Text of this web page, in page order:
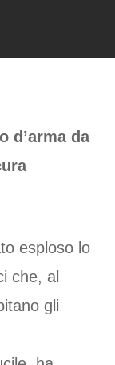
d’arma da
esploso lo
che, al
gli